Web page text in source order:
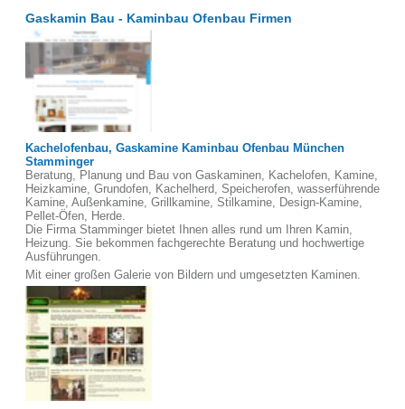
Gaskamin Bau - Kaminbau Ofenbau Firmen
Kachelofenbau, Gaskamine Kaminbau Ofenbau München
Stamminger
Beratung, Planung und Bau von Gaskaminen, Kachelofen, Kamine,
Heizkamine, Grundofen, Kachelherd, Speicherofen, wasserführende
Kamine, Außenkamine, Grillkamine, Stilkamine, Design-Kamine,
Pellet-Öfen, Herde.
Die Firma Stamminger bietet Ihnen alles rund um Ihren Kamin,
Heizung. Sie bekommen fachgerechte Beratung und hochwertige
Ausführungen.
Mit einer großen Galerie von Bildern und umgesetzten Kaminen.